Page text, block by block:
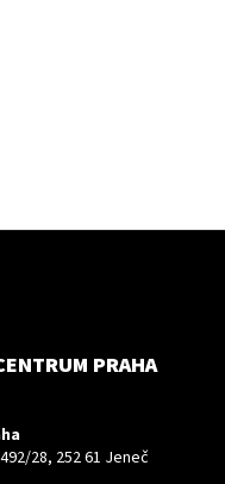
PRAHA
28, 252 61 Jeneč